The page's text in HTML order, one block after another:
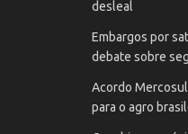
desleal
Embargos por
debate sobre
Acordo
para o agro